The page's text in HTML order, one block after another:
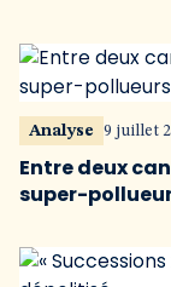
Analyse 9 juillet
Entre deux
super-